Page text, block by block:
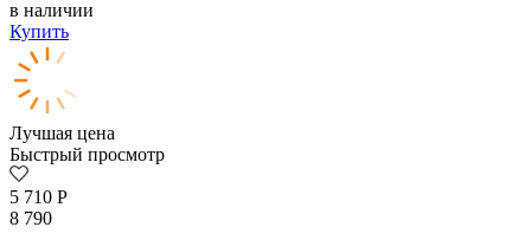
в наличии
Купить
Лучшая цена
Быстрый просмотр
5 710 Р
8 790